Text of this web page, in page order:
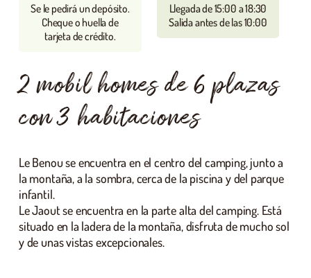
2 mobil homes de 6 plazas
con 3 habitaciones
Le Benou se encuentra en el centro del camping, junto a
la montaña, a la sombra, cerca de la piscina y del parque
infantil.
Le Jaout se encuentra en la parte alta del camping. Está
situado en la ladera de la montaña, disfruta de mucho sol
y de unas vistas excepcionales.
Se le pedirá un depósito.
Cheque o huella de
tarjeta de crédito.
Llegada de 15:00 a 18:30
Salida antes de las 10:00